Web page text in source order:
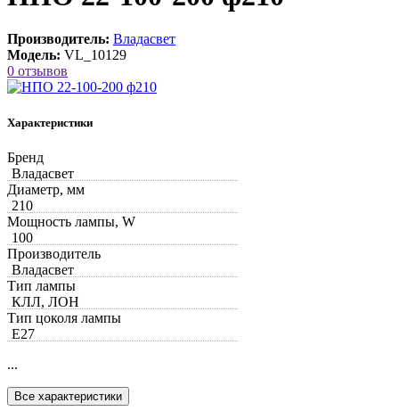
Производитель: Владасвет
Модель: VL_10129
0 отзывов
Характеристики
Бренд
Владасвет
Диаметр, мм
210
Мощность лампы, W
100
Производитель
Владасвет
Тип лампы
КЛЛ, ЛОН
Тип цоколя лампы
Е27
...
Все характеристики